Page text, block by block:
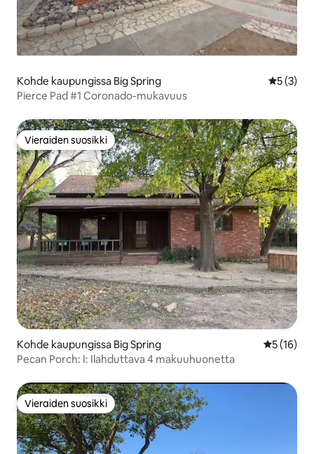
Kohde kaupungissa Big Spring
5 (3)
Pierce Pad #1 Coronado-mukavuus
Vieraiden suosikki
Vieraiden suosikki
Kohde kaupungissa Big Spring
5 (16)
Pecan Porch: I: Ilahduttava 4 makuuhuonetta
Vieraiden suosikki
Vieraiden suosikki